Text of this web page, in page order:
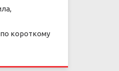
короткому